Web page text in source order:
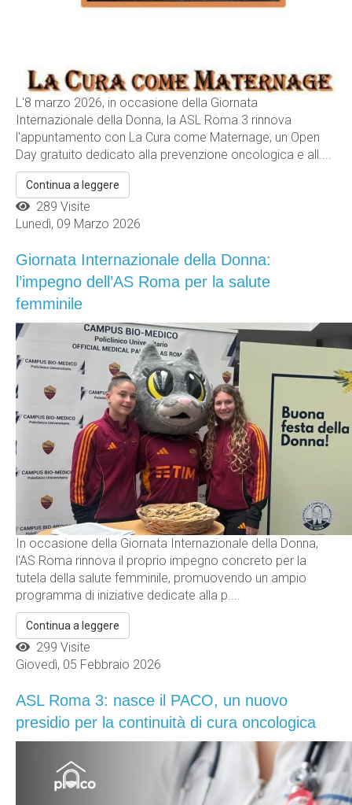
L'8 marzo 2026, in occasione della Giornata
Internazionale della Donna, la ASL Roma 3 rinnova
l'appuntamento con La Cura come Maternage, un Open
Day gratuito dedicato alla prevenzione oncologica e all....
Continua a leggere
289 Visite
Lunedì, 09 Marzo 2026
Giornata Internazionale della Donna:
l’impegno dell’AS Roma per la salute
femminile
In occasione della Giornata Internazionale della Donna,
l'AS Roma rinnova il proprio impegno concreto per la
tutela della salute femminile, promuovendo un ampio
programma di iniziative dedicate alla p....
Continua a leggere
299 Visite
Giovedì, 05 Febbraio 2026
ASL Roma 3: nasce il PACO, un nuovo
presidio per la continuità di cura oncologica